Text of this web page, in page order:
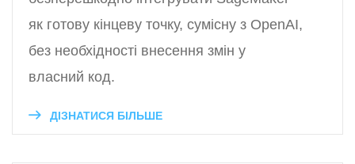
як готову кінцеву точку, сумісну з OpenAI,
без необхідності внесення змін у
власний код.
ДІЗНАТИСЯ БІЛЬШЕ